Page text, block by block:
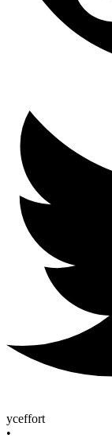
yceffort
•